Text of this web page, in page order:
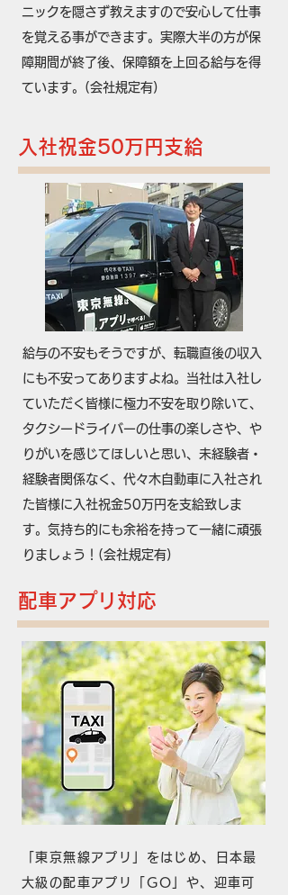
ニックを隠さず教えますので安心して仕事
を覚える事ができます。実際大半の方が保
障期間が終了後、保障額を上回る給与を得
ています。(会社規定有)
入社祝金50万円支給
給与の不安もそうですが、転職直後の収入
にも不安ってありますよね。当社は入社し
ていただく皆様に極力不安を取り除いて、
タクシードライバーの仕事の楽しさや、や
りがいを感じてほしいと思い、未経験者・
経験者関係なく、代々木自動車に入社され
た皆様に入社祝金50万円を支給致しま
す。気持ち的にも余裕を持って一緒に頑張
りましょう！(会社規定有)
​配車アプリ対応
「東京無線アプリ」をはじめ、日本最
大級の配車アプリ「GO」や、迎車可